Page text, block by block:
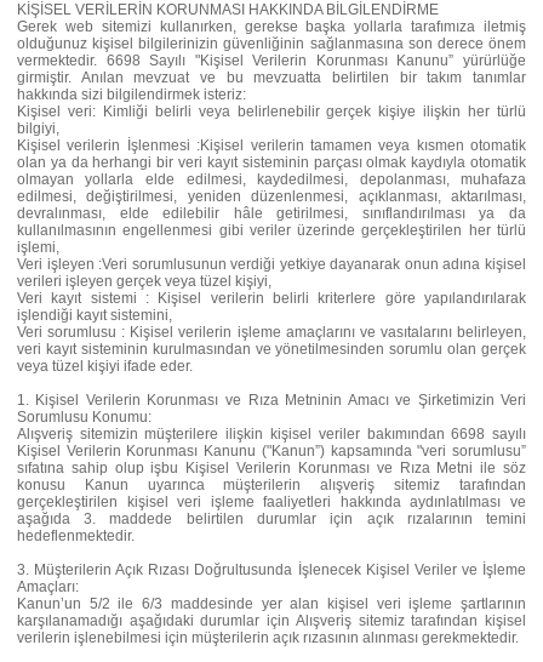
KİŞİSEL VERİLERİN KORUNMASI HAKKINDA BİLGİLENDİRME
Gerek web sitemizi kullanırken, gerekse başka yollarla tarafımıza iletmiş
olduğunuz kişisel bilgilerinizin güvenliğinin sağlanmasına son derece önem
vermektedir. 6698 Sayılı "Kişisel Verilerin Korunması Kanunu” yürürlüğe
girmiştir. Anılan mevzuat ve bu mevzuatta belirtilen bir takım tanımlar
hakkında sizi bilgilendirmek isteriz:
Kişisel veri: Kimliği belirli veya belirlenebilir gerçek kişiye ilişkin her türlü
bilgiyi,
Kişisel verilerin İşlenmesi :Kişisel verilerin tamamen veya kısmen otomatik
olan ya da herhangi bir veri kayıt sisteminin parçası olmak kaydıyla otomatik
olmayan yollarla elde edilmesi, kaydedilmesi, depolanması, muhafaza
edilmesi, değiştirilmesi, yeniden düzenlenmesi, açıklanması, aktarılması,
devralınması, elde edilebilir hâle getirilmesi, sınıflandırılması ya da
kullanılmasının engellenmesi gibi veriler üzerinde gerçekleştirilen her türlü
işlemi,
Veri işleyen :Veri sorumlusunun verdiği yetkiye dayanarak onun adına kişisel
verileri işleyen gerçek veya tüzel kişiyi,
Veri kayıt sistemi : Kişisel verilerin belirli kriterlere göre yapılandırılarak
işlendiği kayıt sistemini,
Veri sorumlusu : Kişisel verilerin işleme amaçlarını ve vasıtalarını belirleyen,
veri kayıt sisteminin kurulmasından ve yönetilmesinden sorumlu olan gerçek
veya tüzel kişiyi ifade eder.
1. Kişisel Verilerin Korunması ve Rıza Metninin Amacı ve Şirketimizin Veri
Sorumlusu Konumu:
Alışveriş sitemizin müşterilere ilişkin kişisel veriler bakımından 6698 sayılı
Kişisel Verilerin Korunması Kanunu ("Kanun”) kapsamında "veri sorumlusu”
sıfatına sahip olup işbu Kişisel Verilerin Korunması ve Rıza Metni ile söz
konusu Kanun uyarınca müşterilerin alışveriş sitemiz tarafından
gerçekleştirilen kişisel veri işleme faaliyetleri hakkında aydınlatılması ve
aşağıda 3. maddede belirtilen durumlar için açık rızalarının temini
hedeflenmektedir.
3. Müşterilerin Açık Rızası Doğrultusunda İşlenecek Kişisel Veriler ve İşleme
Amaçları:
Kanun’un 5/2 ile 6/3 maddesinde yer alan kişisel veri işleme şartlarının
karşılanamadığı aşağıdaki durumlar için Alışveriş sitemiz tarafından kişisel
verilerin işlenebilmesi için müşterilerin açık rızasının alınması gerekmektedir.